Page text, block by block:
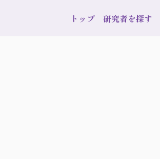
トップ 研究者を探す